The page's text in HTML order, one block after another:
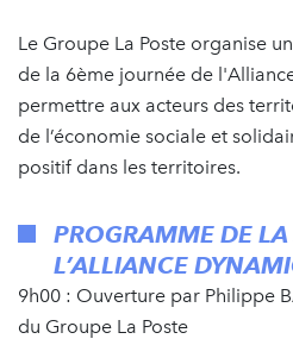
Le Groupe La Poste organise
de la 6ème journée de
permettre aux acteurs des
de l’économie sociale et
positif dans les territoires.
PROGRAMME DE
L’ALLIANCE
9h00 : Ouverture par Philippe
du Groupe La Poste